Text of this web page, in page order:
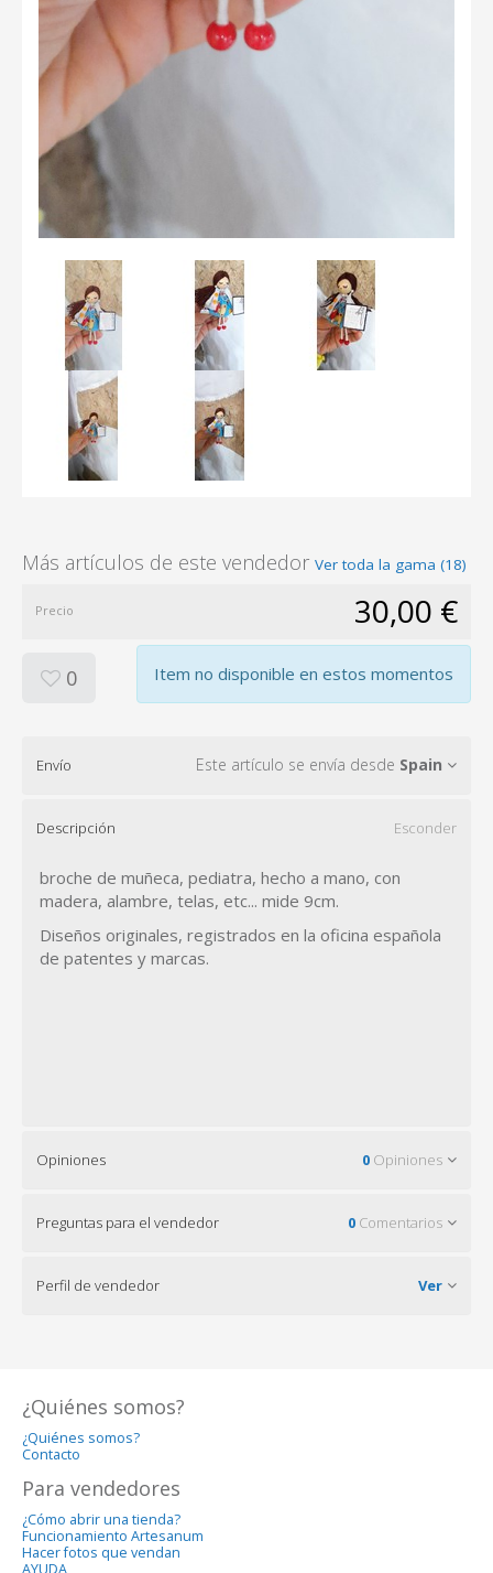
Más artículos de este vendedor Ver toda la gama (18)
Precio 30,00 €
0 Item no disponible en estos momentos
Envío Este artículo se envía desde Spain
Descripción Esconder
broche de muñeca, pediatra, hecho a mano, con
madera, alambre, telas, etc... mide 9cm.
Diseños originales, registrados en la oficina española
de patentes y marcas.
Opiniones 0 Opiniones
Preguntas para el vendedor 0 Comentarios
Perfil de vendedor Ver
¿Quiénes somos?
¿Quiénes somos?
Contacto
Para vendedores
¿Cómo abrir una tienda?
Funcionamiento Artesanum
Hacer fotos que vendan